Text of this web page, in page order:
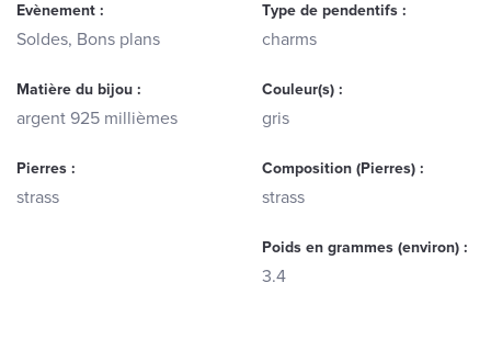
Evènement :
Soldes, Bons plans
Type de pendentifs :
charms
Matière du bijou :
argent 925 millièmes
Couleur(s) :
gris
Pierres :
strass
Composition (Pierres) :
strass
Poids en grammes (environ) :
3.4